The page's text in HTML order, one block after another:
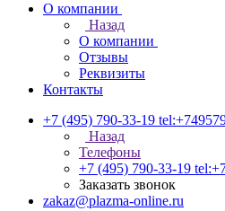
О компании
Назад
О компании
Отзывы
Реквизиты
Контакты
+7 (495) 790-33-19
Назад
Телефоны
+7 (495) 790-33-19
Заказать звонок
zakaz@plazma-online.ru